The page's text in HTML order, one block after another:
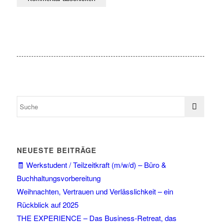
NEUESTE BEITRÄGE
🧾 Werkstudent / Teilzeitkraft (m/w/d) – Büro &
Buchhaltungsvorbereitung
Weihnachten, Vertrauen und Verlässlichkeit – ein
Rückblick auf 2025
THE EXPERIENCE – Das Business-Retreat, das